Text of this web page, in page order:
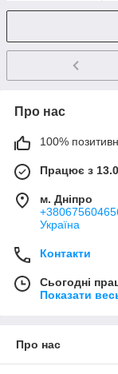
Про нас
100%
Працює з
м. Дніпро
Україна
Контакти
Сьогодні
Показати
Про нас